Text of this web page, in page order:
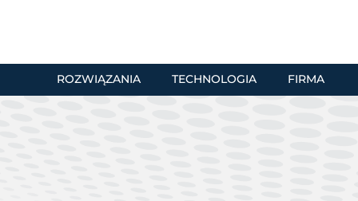
ROZWIĄZANIA TECHNOLOGIA FIRMA